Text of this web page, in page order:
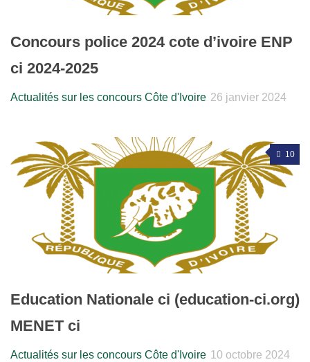
Concours police 2024 cote d’ivoire ENP
ci 2024-2025
Actualités sur les concours Côte d'Ivoire 26 janvier 2024
10
Education Nationale ci (education-ci.org)
MENET ci
Actualités sur les concours Côte d'Ivoire 10 octobre 2024